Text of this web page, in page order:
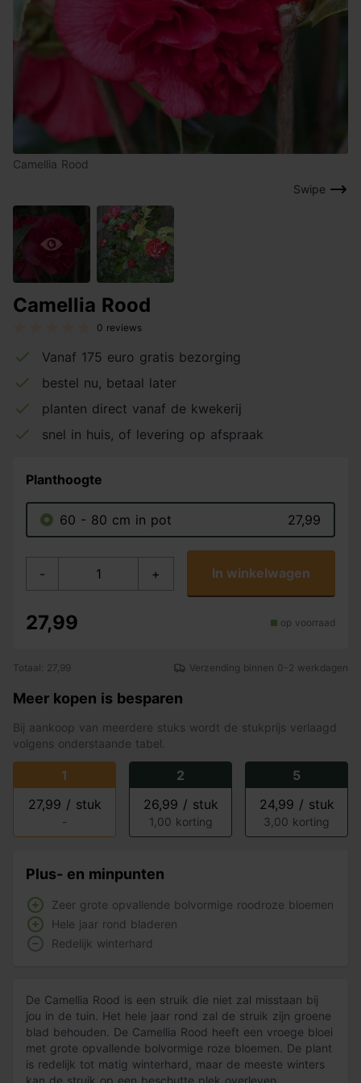
Swipe
Camellia Rood
Camellia Rood
0 reviews
Vanaf 175 euro gratis bezorging
bestel nu, betaal later
planten direct vanaf de kwekerij
snel in huis, of levering op afspraak
Planthoogte
60 - 80 cm in pot 27,99
- + In winkelwagen
27,99 op voorraad
Totaal: 27,99 Verzending binnen 0-2 werkdagen
Meer kopen is besparen
Bij aankoop van meerdere stuks wordt de stukprijs verlaagd
volgens onderstaande tabel.
1
27,99 / stuk
-
2
26,99 / stuk
1,00 korting
5
24,99 / stuk
3,00 korting
Plus- en minpunten
Zeer grote opvallende bolvormige roodroze bloemen
Hele jaar rond bladeren
Redelijk winterhard
De Camellia Rood is een struik die niet zal misstaan bij
jou in de tuin. Het hele jaar rond zal de struik zijn groene
blad behouden. De Camellia Rood heeft een vroege bloei
met grote opvallende bolvormige roze bloemen. De plant
is redelijk tot matig winterhard, maar de meeste winters
kan de struik op een beschutte plek overleven.